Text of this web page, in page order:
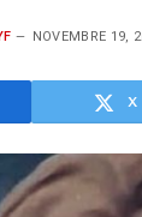
NOVEMBRE 19,
X